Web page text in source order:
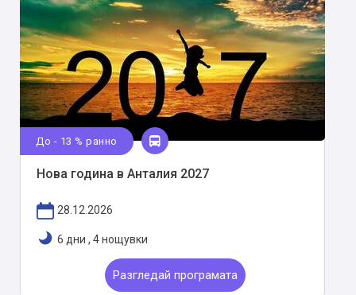
До - 13 % ранно
Нова година в Анталия 2027
28.12.2026
6 дни , 4 нощувки
Разгледай програмата